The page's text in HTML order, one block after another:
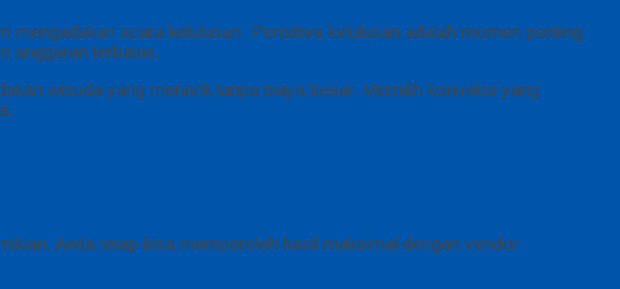
acara kelulusan. Peristiwa kelulusan adalah momen penting
anggaran terbatas.
wisuda yang menarik tanpa biaya besar. Memilih konveksi yang
Anda tetap bisa memperoleh hasil maksimal dengan vendor